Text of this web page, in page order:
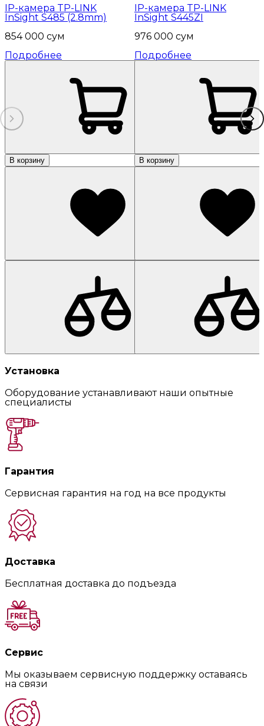
IP-камера TP-LINK
InSight S485 (2.8mm)
854 000 сум
Подробнее
В корзину
IP-камера TP-LINK
InSight S445ZI
976 000 сум
Подробнее
В корзину
Установка
Оборудование устанавливают наши опытные
специалисты
Гарантия
Сервисная гарантия на год на все продукты
Доставка
Бесплатная доставка до подъезда
Сервис
Мы оказываем сервисную поддержку оставаясь
на связи